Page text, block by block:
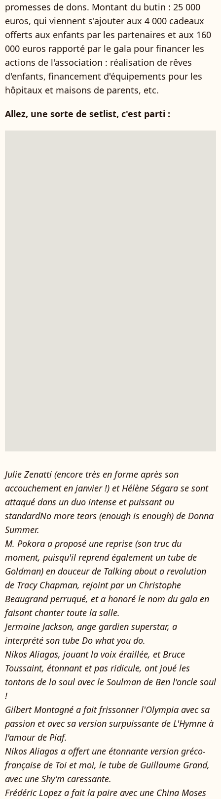
promesses de dons. Montant du butin : 25 000
euros, qui viennent s'ajouter aux 4 000 cadeaux
offerts aux enfants par les partenaires et aux 160
000 euros rapporté par le gala pour financer les
actions de l'association : réalisation de rêves
d'enfants, financement d'équipements pour les
hôpitaux et maisons de parents, etc.
Allez, une sorte de setlist, c'est parti :
Julie Zenatti (encore très en forme après son
accouchement en janvier !) et Hélène Ségara se sont
attaqué dans un duo intense et puissant au
standardNo more tears (enough is enough) de Donna
Summer.
M. Pokora a proposé une reprise (son truc du
moment, puisqu'il reprend également un tube de
Goldman) en douceur de Talking about a revolution
de Tracy Chapman, rejoint par un Christophe
Beaugrand perruqué, et a honoré le nom du gala en
faisant chanter toute la salle.
Jermaine Jackson, ange gardien superstar, a
interprété son tube Do what you do.
Nikos Aliagas, jouant la voix éraillée, et Bruce
Toussaint, étonnant et pas ridicule, ont joué les
tontons de la soul avec le Soulman de Ben l'oncle soul
!
Gilbert Montagné a fait frissonner l'Olympia avec sa
passion et avec sa version surpuissante de L'Hymne à
l'amour de Piaf.
Nikos Aliagas a offert une étonnante version gréco-
française de Toi et moi, le tube de Guillaume Grand,
avec une Shy'm caressante.
Frédéric Lopez a fait la paire avec une China Moses